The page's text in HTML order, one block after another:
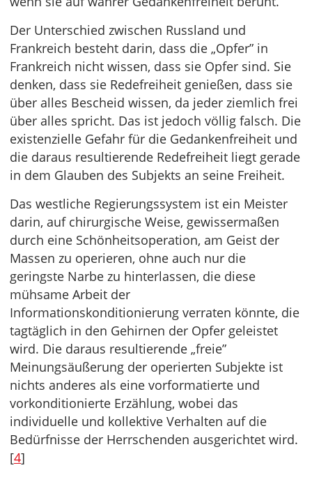
Der Unterschied zwischen Russland und
Frankreich besteht darin, dass die „Opfer” in
Frankreich nicht wissen, dass sie Opfer sind. Sie
denken, dass sie Redefreiheit genießen, dass sie
über alles Bescheid wissen, da jeder ziemlich frei
über alles spricht. Das ist jedoch völlig falsch. Die
existenzielle Gefahr für die Gedankenfreiheit und
die daraus resultierende Redefreiheit liegt gerade
in dem Glauben des Subjekts an seine Freiheit.
Das westliche Regierungssystem ist ein Meister
darin, auf chirurgische Weise, gewissermaßen
durch eine Schönheitsoperation, am Geist der
Massen zu operieren, ohne auch nur die
geringste Narbe zu hinterlassen, die diese
mühsame Arbeit der
Informationskonditionierung verraten könnte, die
tagtäglich in den Gehirnen der Opfer geleistet
wird. Die daraus resultierende „freie”
Meinungsäußerung der operierten Subjekte ist
nichts anderes als eine vorformatierte und
vorkonditionierte Erzählung, wobei das
individuelle und kollektive Verhalten auf die
Bedürfnisse der Herrschenden ausgerichtet wird.
[4]